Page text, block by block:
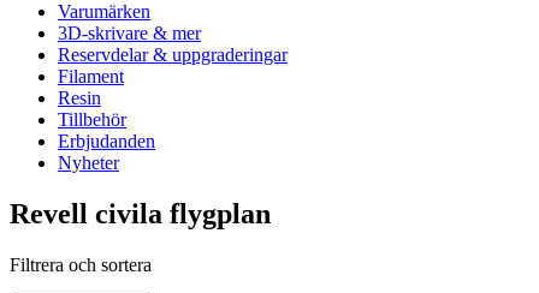
Varumärken
3D-skrivare & mer
Reservdelar & uppgraderingar
Filament
Resin
Tillbehör
Erbjudanden
Nyheter
Revell civila flygplan
Filtrera och sortera